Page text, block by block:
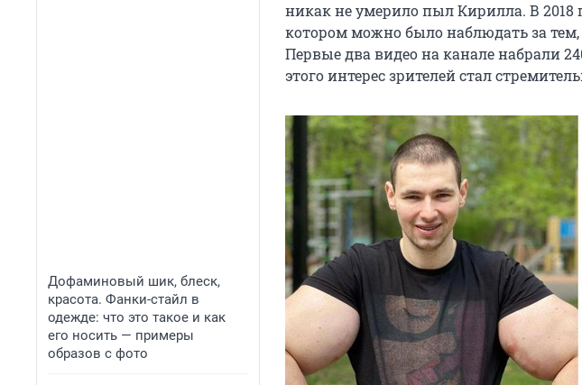
Дофаминовый шик, блеск,
красота. Фанки-стайл в
одежде: что это такое и как
его носить — примеры
образов с фото
никак не умерило пыл Кирилла. В 2018
котором можно было наблюдать за
Первые два видео на канале набрали
этого интерес зрителей стал